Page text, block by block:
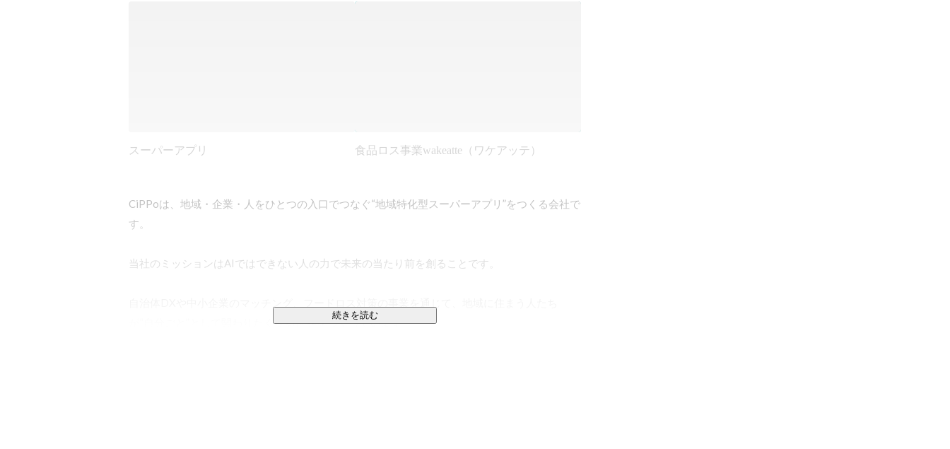
スーパーアプリ 食品ロス事業wakeatte（ワケアッテ）
CiPPoは、地域・企業・人をひとつの入口でつなぐ“地域特化型スーパーアプリ”をつくる会社で
す。
当社のミッションはAIではできない人の力で未来の当たり前を創ることです。
が“自分ごと”として関わりたくなる世界をつくっています。
続きを読む